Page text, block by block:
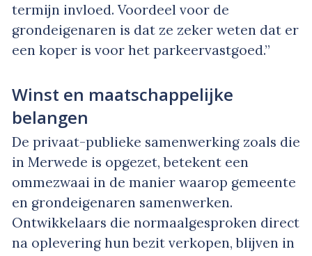
termijn invloed. Voordeel voor de
grondeigenaren is dat ze zeker weten dat er
een koper is voor het parkeervastgoed.”
Winst en maatschappelijke
belangen
De privaat-publieke samenwerking zoals die
in Merwede is opgezet, betekent een
ommezwaai in de manier waarop gemeente
en grondeigenaren samenwerken.
Ontwikkelaars die normaalgesproken direct
na oplevering hun bezit verkopen, blijven in